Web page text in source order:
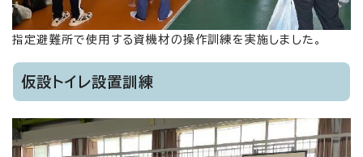
指定避難所で使用する資機材の操作訓練を実施しました。
仮設トイレ設置訓練